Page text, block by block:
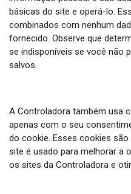
básicas do site e operá-lo.
combinados com nenhum
fornecido. Observe que
se indisponíveis se você não
salvos.
A Controladora também usa
apenas com o seu
do cookie. Esses cookies
site é usado para melhorar a
os sites da Controladora e